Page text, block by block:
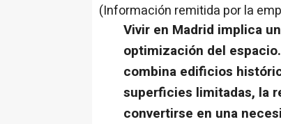
(Información remitida por la
Vivir en Madrid implica
optimización del
combina edificios
superficies limitadas, la
convertirse en una